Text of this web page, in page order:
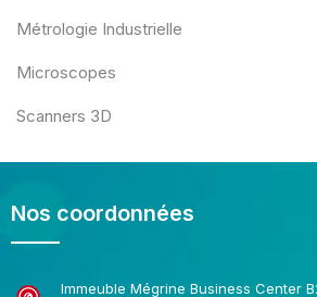
Métrologie Industrielle
Microscopes
Scanners 3D
Nos coordonnées
Immeuble Mégrine Business Center